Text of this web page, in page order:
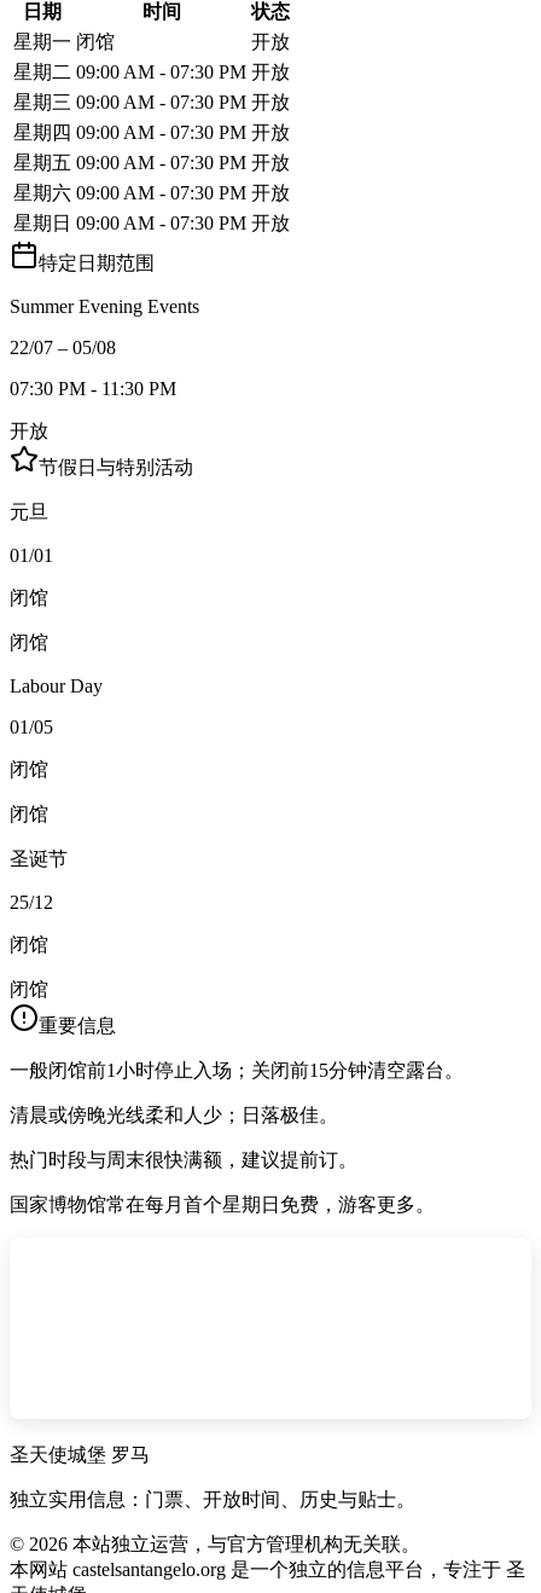
日期
时间
状态
星期一 闭馆
开放
星期二 09:00 AM - 07:30 PM 开放
星期三 09:00 AM - 07:30 PM 开放
星期四 09:00 AM - 07:30 PM 开放
星期五 09:00 AM - 07:30 PM 开放
星期六 09:00 AM - 07:30 PM 开放
星期日 09:00 AM - 07:30 PM 开放
特定日期范围
Summer Evening Events
22/07 – 05/08
07:30 PM - 11:30 PM
开放
节假日与特别活动
元旦
01/01
闭馆
闭馆
Labour Day
01/05
闭馆
闭馆
圣诞节
25/12
闭馆
闭馆
重要信息
一般闭馆前1小时停止入场；关闭前15分钟清空露台。
清晨或傍晚光线柔和人少；日落极佳。
热门时段与周末很快满额，建议提前订。
国家博物馆常在每月首个星期日免费，游客更多。
圣天使城堡 罗马
独立实用信息：门票、开放时间、历史与贴士。
© 2026 本站独立运营，与官方管理机构无关联。
本网站 castelsantangelo.org 是一个独立的信息平台，专注于 圣